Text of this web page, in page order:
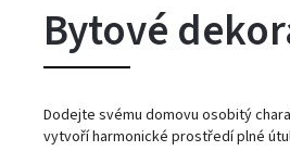
Bytové
Dodejte svému domovu osobitý
vytvoří harmonické prostředí plné